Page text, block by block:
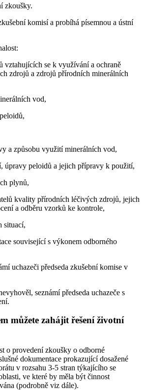
zkoušky.
komisí a probíhá písemnou a ústní
vztahujících se k využívání a ochraně
zdrojů a zdrojů přírodních minerálních
vod,
a způsobu využití minerálních vod,
úpravy peloidů a jejich přípravy k použití,
plynů,
kvality přírodních léčivých zdrojů, jejich
a odběru vzorků ke kontrole,
situací,
související s výkonem odborného
uchazeči předseda zkušební komise v
seznámí předseda uchazeče s
můžete zahájit řešení životní
o provedení zkoušky o odborné
dokumentace prokazující dosažené
v rozsahu 3-5 stran týkajícího se
ve které by měla být činnost
(podrobně viz dále).